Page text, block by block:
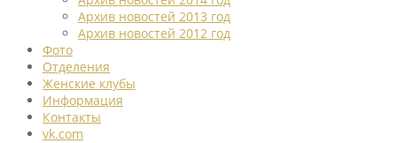
Архив новостей 2013 год
Архив новостей 2012 год
Фото
Отделения
Женские клубы
Информация
Контакты
vk.com